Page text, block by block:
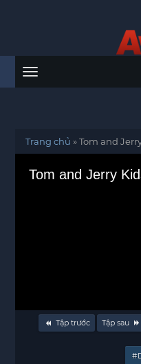
Menu
Trang chủ »Tom and
Tập trước Tập sau